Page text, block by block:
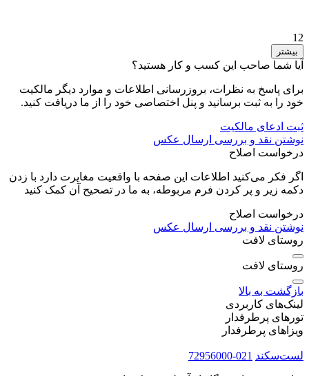
12
بیشتر
آیا شما صاحب این کسب و کار هستید؟
برای پاسخ به نظرات، بروزرسانی اطلاعات و موارد دیگر مالکیت
خود را به ثبت برسانید و پنل اختصاصی خود را از ما دریافت کنید.
ثبت ادعای مالکیت
نوشتن نقد و بررسی ارسال عکس
درخواست اصلاح
اگر فکر می‌کنید اطلاعات این صفحه با واقعیت مغایرت دارد با زدن
دکمه زیر و پر کردن فرم مربوطه، به ما در تصحیح آن کمک کنید
درخواست اصلاح
نوشتن نقد و بررسی ارسال عکس
روستای لافت
روستای لافت
بازگشت به بالا
لینک‌های کاربردی
تورهای پرطرفدار
ویزاهای پرطرفدار
لست‌سکند 021-72956000